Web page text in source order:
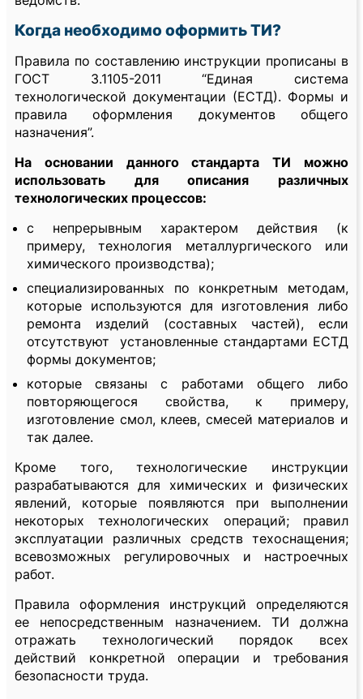
Когда необходимо оформить ТИ?
Правила по составлению инструкции прописаны в
ГОСТ 3.1105-2011 “Единая система
технологической документации (ЕСТД). Формы и
правила оформления документов общего
назначения”.
На основании данного стандарта ТИ можно
использовать для описания различных
технологических процессов:
с непрерывным характером действия (к
примеру, технология металлургического или
химического производства);
специализированных по конкретным методам,
которые используются для изготовления либо
ремонта изделий (составных частей), если
отсутствуют установленные стандартами ЕСТД
формы документов;
которые связаны с работами общего либо
повторяющегося свойства, к примеру,
изготовление смол, клеев, смесей материалов и
так далее.
Кроме того, технологические инструкции
разрабатываются для химических и физических
явлений, которые появляются при выполнении
некоторых технологических операций; правил
эксплуатации различных средств техоснащения;
всевозможных регулировочных и настроечных
работ.
Правила оформления инструкций определяются
ее непосредственным назначением. ТИ должна
отражать технологический порядок всех
действий конкретной операции и требования
безопасности труда.